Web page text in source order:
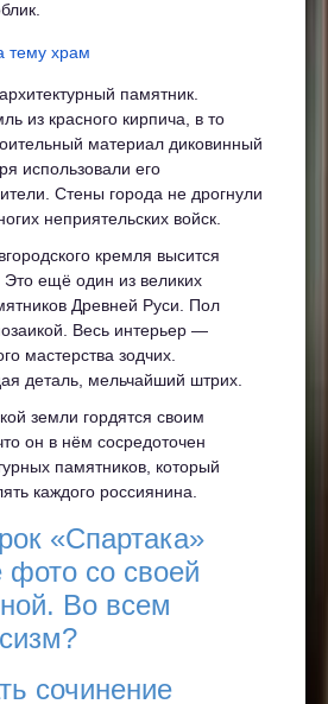
тему храм
памятник.
из красного кирпича, в то
материал диковинный
использовали его
Стены города не дрогнули
неприятельских войск.
кремля высится
ещё один из великих
Древней Руси. Пол
Весь интерьер —
мастерства зодчих.
деталь, мельчайший штрих.
земли гордятся своим
он в нём сосредоточен
памятников, который
каждого россиянина.
«Спартака»
фото со своей
Во всем
сочинение